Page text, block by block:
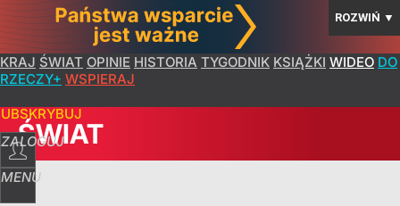
ROZWIŃ ▼
KRAJ ŚWIAT OPINIE HISTORIA TYGODNIK KSIĄŻKI WIDEO DO
RZECZY+ WSPIERAJ
ZALOGUJ
MENU
ŚWIAT